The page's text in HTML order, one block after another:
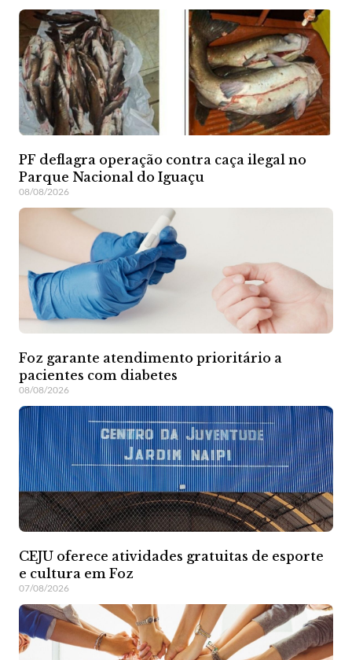
PF deflagra operação contra caça ilegal no
Parque Nacional do Iguaçu
08/08/2026
Foz garante atendimento prioritário a
pacientes com diabetes
08/08/2026
CEJU oferece atividades gratuitas de esporte
e cultura em Foz
07/08/2026